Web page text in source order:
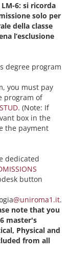
6: si ricorda
solo per
della classe
l’esclusione
degree program
you must pay
program of
. (Note: If
box in the
the payment
dedicated
button
@uniroma1.it.
note that you
master's
Physical and
from all